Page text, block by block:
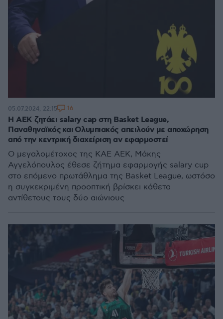
Η ΑΕΚ ζητάει salary cap στη Basket League,
Παναθηναϊκός και Ολυμπιακός απειλούν με αποχώρηση
από την κεντρική διαχείριση αν εφαρμοστεί
Ο μεγαλομέτοχος της ΚΑΕ ΑΕΚ, Μάκης
Αγγελόπουλος έθεσε ζήτημα εφαρμογής salary cup
στο επόμενο πρωτάθλημα της Basket League, ωστόσο
η συγκεκριμένη προοπτική βρίσκει κάθετα
αντίθετους τους δύο αιώνιους
05.07.2024, 22:15 16